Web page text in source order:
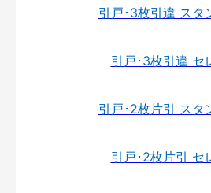
引戸･3枚引違 スタ
引戸･3枚引違 セ
引戸･2枚片引 スタ
引戸･2枚片引 セ